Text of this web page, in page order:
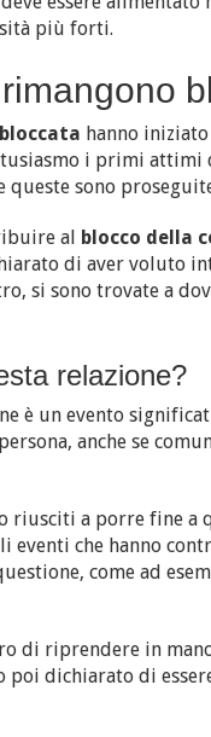
più forti.
hanno
i primi attimi
sono
al blocco della
di aver voluto
si sono trovate a
relazione?
è un evento
anche se
riusciti a porre fine a
eventi che hanno
come ad
di riprendere in
dichiarato di